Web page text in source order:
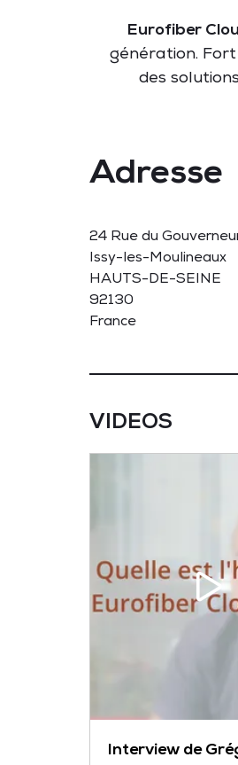
Eurofiber
génération.
des
Adresse
24 Rue du
Issy-les-Moulineaux
HAUTS-DE-SEINE
92130
France
VIDEOS
Interview de